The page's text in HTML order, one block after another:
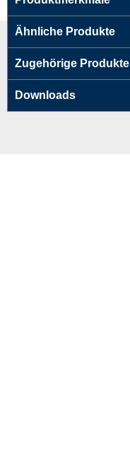
Ähnliche Produkte
Zugehörige Produkte
Downloads